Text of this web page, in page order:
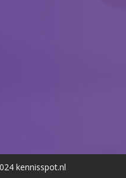
kennisspot.nl